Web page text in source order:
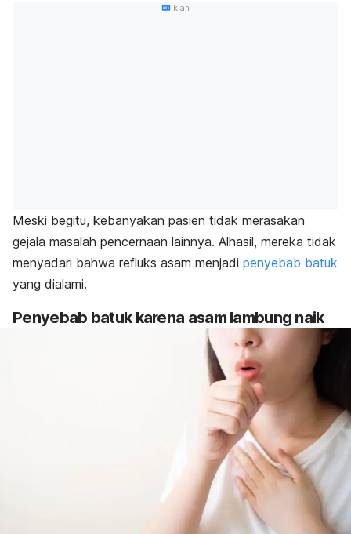
Iklan
Meski begitu, kebanyakan pasien tidak merasakan
gejala masalah pencernaan lainnya. Alhasil, mereka tidak
menyadari bahwa refluks asam menjadi penyebab batuk
yang dialami.
Penyebab batuk karena asam lambung naik